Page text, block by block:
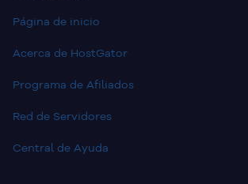
Página de inicio
Acerca de HostGator
Programa de Afiliados
Red de Servidores
Central de Ayuda